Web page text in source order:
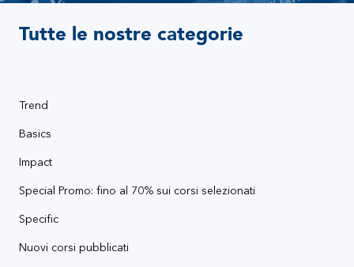
Tutte le nostre categorie
Trend
Basics
Impact
Special Promo: fino al 70% sui corsi selezionati
Specific
Nuovi corsi pubblicati